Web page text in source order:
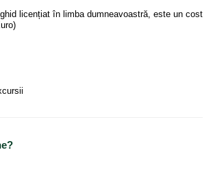
licențiat în limba dumneavoastră, este un cost